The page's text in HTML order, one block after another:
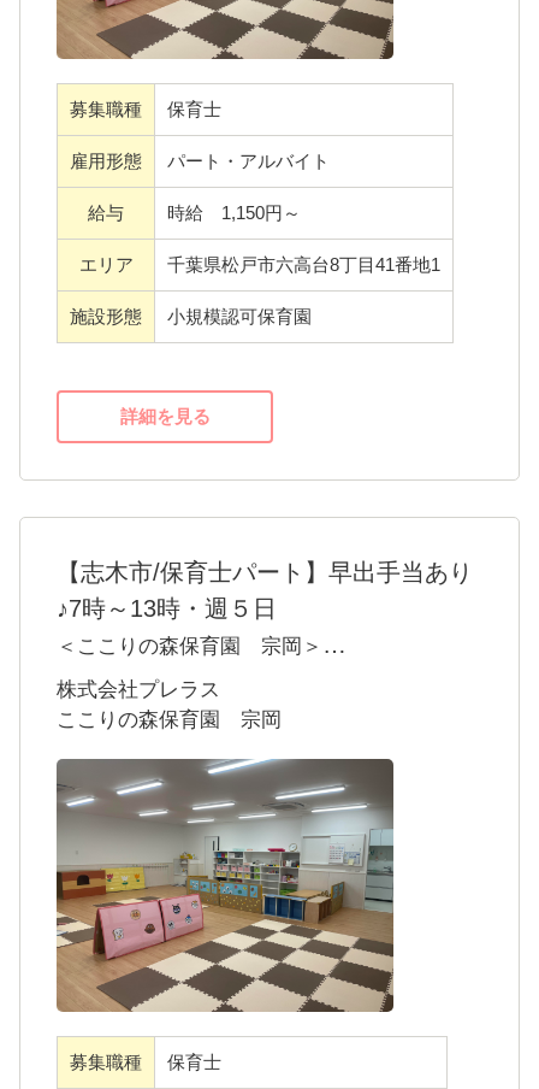
験値を活かしてご活躍ください。
ここりの森保育園を運営する株式会社プレラ
スは、半日型デイサービスや飲食事業など、
他事業をを展開している福祉関係会社です。
子育て中の女性が幅広く活躍しており、社員
からの意見を受け入れ、働きやすい環境づく
りを目指しています。
募集職種 保育士
雇用形態 パート・アルバイト
給与 時給 1,150円～
エリア 千葉県松戸市六高台8丁目41番地1
施設形態 小規模認可保育園
詳細を見る
【志木市/保育士パート】早出手当あり
♪7時～13時・週５日
＜ここりの森保育園 宗岡＞
当園は志木市にある小規模認可保育園です。
一人ひとりの子どもたちの個性や感情を尊重
し、子どもたちが自由に自分らしさを表現で
きるような場となるよう、保育士全員で一生
懸命サポートています。
子育て中の女性が幅広く活躍しています！
経験や年齢は問いません。未経験の方はしっ
かりフォローしますし、経験者の方はぜひ経
験値を活かしてご活躍ください。
株式会社プレラス
ここりの森保育園 宗岡
募集職種 保育士